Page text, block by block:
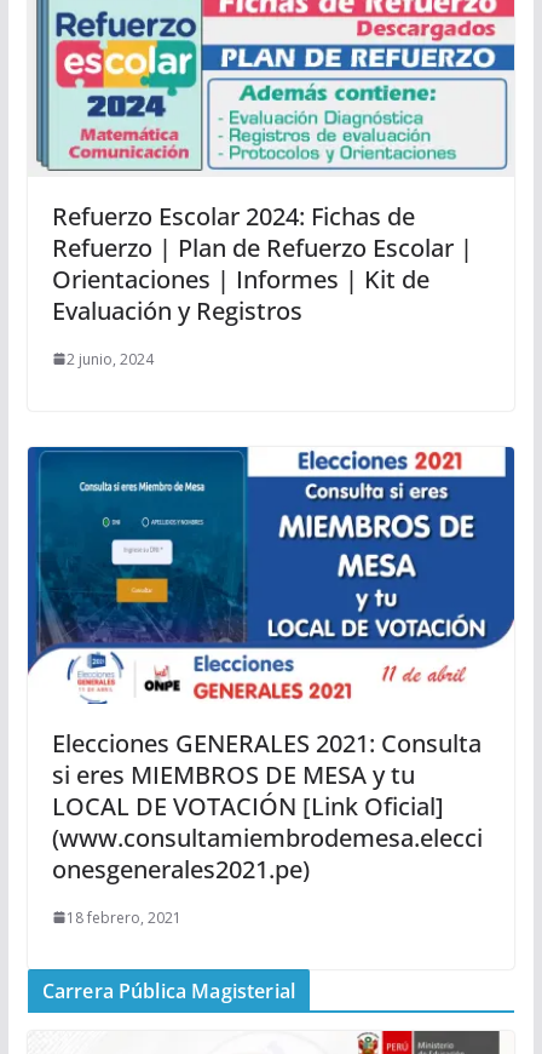
Refuerzo Escolar 2024: Fichas de
Refuerzo | Plan de Refuerzo Escolar |
Orientaciones | Informes | Kit de
Evaluación y Registros
2 junio, 2024
Elecciones GENERALES 2021: Consulta
si eres MIEMBROS DE MESA y tu
LOCAL DE VOTACIÓN [Link Oficial]
(www.consultamiembrodemesa.elecci
onesgenerales2021.pe)
18 febrero, 2021
Carrera Pública Magisterial